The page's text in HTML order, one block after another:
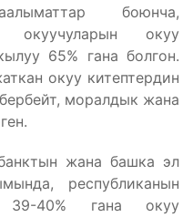
боюнча,
окуучуларын окуу
65% гана болгон.
окуу китептердин
моралдык жана
жана башка эл
республиканын
39-40% гана окуу